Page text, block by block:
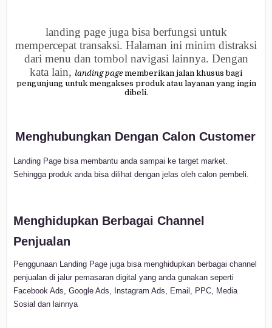
landing page juga bisa berfungsi untuk
mempercepat transaksi. Halaman ini minim distraksi
dari menu dan tombol navigasi lainnya. Dengan
kata lain, landing pagememberikan jalan khusus bagi
pengunjung untuk mengakses produk atau layanan yang ingin
dibeli.
Menghubungkan Dengan Calon Customer
Landing Page bisa membantu anda sampai ke target market.
Sehingga produk anda bisa dilihat dengan jelas oleh calon pembeli.
Menghidupkan Berbagai Channel
Penjualan
Penggunaan Landing Page juga bisa menghidupkan berbagai channel
penjualan di jalur pemasaran digital yang anda gunakan seperti
Facebook Ads, Google Ads, Instagram Ads, Email, PPC, Media
Sosial dan lainnya